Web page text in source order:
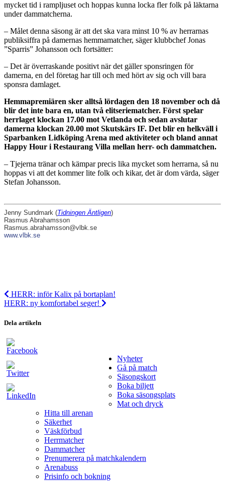
mycket tid i rampljuset och hoppas kunna locka fler folk på läktarna
under dammatcherna.
– Målet denna säsong är att det ska vara minst 10 % av herrarnas
publiksiffra på damernas hemmamatcher, säger klubbchef Jonas
”Sparris” Johansson och fortsätter:
– Det är överraskande positivt när det gäller sponsringen för
damerna, en del företag har till och med hört av sig och vill bara
sponsra damlaget.
Hemmapremiären sker alltså lördagen den 18 november och då
blir det inte bara en, utan två elitseriematcher. Först spelar
herrlaget klockan 17.00 mot Vetlanda och sedan avslutar
damerna klockan 20.00 mot Skutskärs IF. Det blir en helkväll i
Sparbanken Lidköping Arena med aktiviteter och bland annat
Happy Hour i Restaurang Villa mellan herr- och dammatchen.
– Tjejerna tränar och kämpar precis lika mycket som herrarna, så nu
hoppas vi att det kommer lite folk och kikar, det är dom värda, säger
Stefan Johansson.
Jenny Sundmark (Tidningen Äntligen)
Rasmus Abrahamsson
Rasmus.abrahamsson@vlbk.se
www.vlbk.se
HERR: inför Kalix på bortaplan!
HERR: ny komfortabel seger!
Dela artikeln
Nyheter
Gå på match
Säsongskort
Boka biljett
Boka säsongsplats
Mat och dryck
Hitta till arenan
Säkerhet
Väskförbud
Herrmatcher
Dammatcher
Prenumerera på matchkalendern
Arenabuss
Prisinfo och bokning